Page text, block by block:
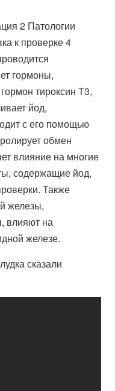
2 Патологии
к проверке 4
гормоны,
тироксин T3,
йод,
с его помощью
обмен
влияние на многие
содержащие йод,
Также
железы,
влияют на
железе.
сказали